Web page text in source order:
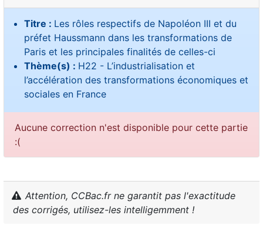
Titre : Les rôles respectifs de Napoléon III et du
préfet Haussmann dans les transformations de
Paris et les principales finalités de celles-ci
Thème(s) : H22 - L’industrialisation et
l’accélération des transformations économiques et
sociales en France
Aucune correction n'est disponible pour cette partie
:(
Attention, CCBac.fr ne garantit pas l'exactitude
des corrigés, utilisez-les intelligemment !